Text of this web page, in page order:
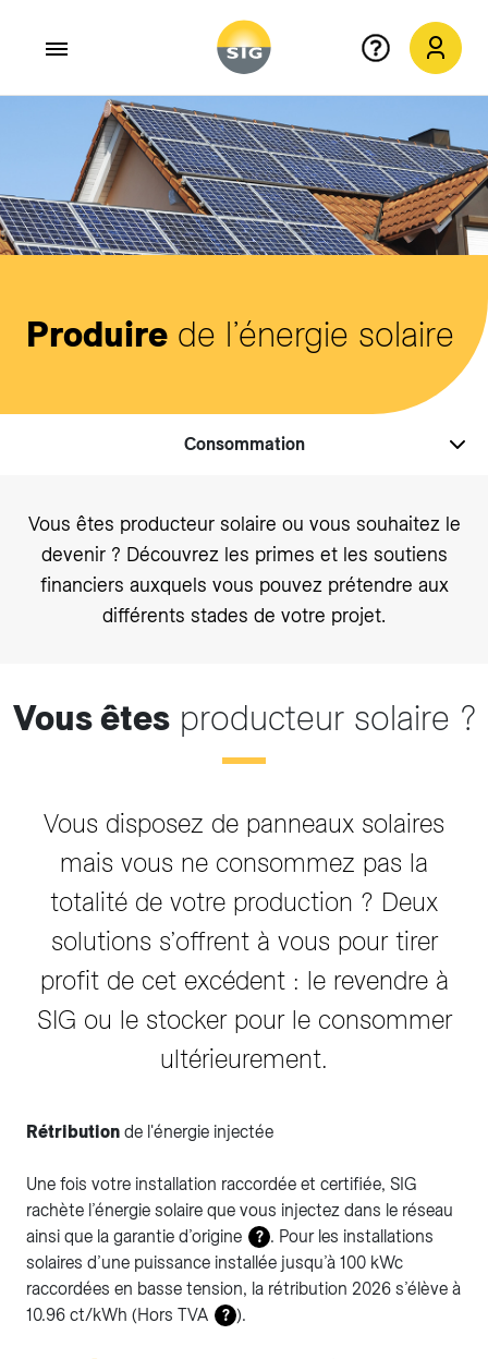
Aller au contenu principal
Produire de l’énergie solaire
Consommation
Vous êtes producteur solaire ou vous souhaitez le
devenir ? Découvrez les primes et les soutiens
financiers auxquels vous pouvez prétendre aux
différents stades de votre projet.
Vous êtesproducteur solaire ?
Vous disposez de panneaux solaires
mais vous ne consommez pas la
totalité de votre production ? Deux
solutions s’offrent à vous pour tirer
profit de cet excédent : le revendre à
SIG ou le stocker pour le consommer
ultérieurement.
Rétribution de l'énergie injectée
Une fois votre installation raccordée et certifiée, SIG
rachète l’énergie solaire que vous injectez dans le réseau
ainsi que la garantie d’origine
? . Pour les installations
solaires d’une puissance installée jusqu’à 100 kWc
raccordées en basse tension, la rétribution 2026 s’élève à
10.96 ct/kWh (Hors TVA
? ).